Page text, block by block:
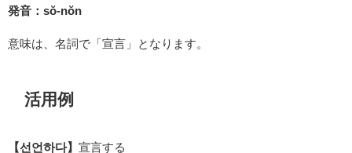
発音：sŏ-nŏn
意味は、名詞で「宣言」となります。
活用例
【선언하다】 宣言する